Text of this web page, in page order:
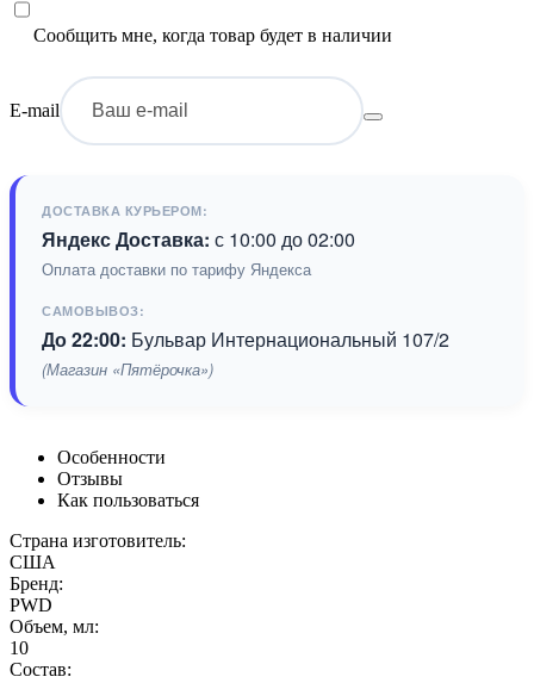
Сообщить мне, когда товар будет в наличии
E-mail
ДОСТАВКА КУРЬЕРОМ:
Яндекс Доставка: с 10:00 до 02:00
Оплата доставки по тарифу Яндекса
САМОВЫВОЗ:
До 22:00: Бульвар Интернациональный 107/2
(Магазин «Пятёрочка»)
Особенности
Отзывы
Как пользоваться
Страна изготовитель:
США
Бренд:
PWD
Объем, мл:
10
Состав: